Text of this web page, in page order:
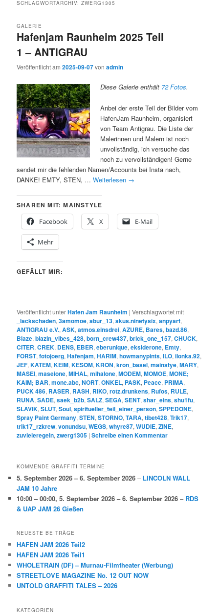
SCHLAGWORTARCHIV:ZWERG1305
Hafenjam Raunheim 2025 Teil
1 – ANTIGRAU
GALERIE
Veröffentlicht am2025-09-07vonadmin
Diese Galerie enthält 72 Fotos.
Anbei der erste Teil der Bilder vom
HafenJam Raunheim, organisiert
von Team Antigrau. Die Liste der
Malerinnen und Malern ist noch
unvollständig, ich versuche das
noch zu vervollständigen! Gerne
sendet mir die fehlenden Namen/Accounts bei Insta nach,
DANKE! EMTY, STEN, …Weiterlesen →
SHAREN MIT: MAINSTYLE
Facebook
X E-Mail
Mehr
GEFÄLLT MIR:
Veröffentlicht unterHafen Jam Raunheim |Verschlagwortet mit
_lackschaden,3amomoe,abur_13,akus.ninetysix,anpyart,
ANTIGRAU e.V.,ASK,atmos.einsdrei,AZURE, Bares,bazd.86,
Blaze,blazin_vibes_428,born_crew437,brick_one_157,CHUCK,
CITER,CREK, DENS, EBER,eberunique,eksiderone, Emty,
FORST,fotojoerg,Hafenjam,HARIM,howmanypints,ILO,ilonka.92,
JEF,KATEM,KEIM,KESOM,KRON,kron_basel,mainstye,MARY,
MASEI,maseione,MIHAL,mihalone,MODEM,MOMOE,MONE;
KAIM; BAR,mone.abc,NORT,ONKEL, PASK, Peace, PRIMA,
PUCK 486, RASER, RASH, RIKO,rotz.drunkens, Rufos, RULE,
RUNA,SADE,saek_b2b,SALZ,SEGA,SENT,shar_eins,shu1fu,
SLAVIK,SLUT,Soul,spiritueller_teil_einer_person,SPPEDONE,
Spray Paint Germany,STEN,STORNO,TARA,tibet428,Trik17,
trik17_rzkrew,vonundsu,WEGS,whyre87,WUDIE,ZINE,
zuvieleregeln,zwerg1305 |Schreibe einen Kommentar
KOMMENDE GRAFFITI TERMINE
5. September 2026 – 6. September 2026 – LINCOLN WALL
JAM 10 Jahre
10:00 – 00:00,5. September 2026 – 6. September 2026 – RDS
& UAP JAM 26 Gießen
NEUESTE BEITRÄGE
HAFEN JAM 2026 Teil2
HAFEN JAM 2026 Teil1
WHOLETRAIN (DF) – Murnau-Filmtheater (Werbung)
STREETLOVE MAGAZINE No. 12 OUT NOW
UNTOLD GRAFFITI TALES – 2026
KATEGORIEN